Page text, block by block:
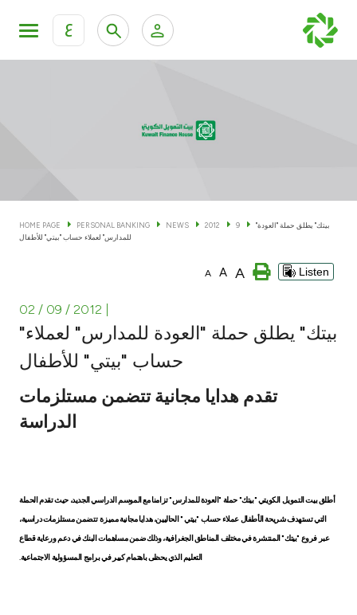
ع
KFH Online Corporate Banking Services
Cards
Banking Tiers
Investment
Tools & Services
Contact us
HOME PAGE PERSONAL BANKING NEWS 2012 9
"بيتك" يطلق حملة "العودة
للمدارس" لعملاء حساب "بيتي" للأطفال
A A A Listen
02 / 09 / 2012
"بيتك" يطلق حملة "العودة للمدارس" لعملاء
حساب "بيتي" للأطفال
تقدم هدايا مجانية تتضمن مستلزمات
الدراسة
أطلق بيت التمويل الكويتي "بيتك" حملة "العودة للمدارس" تزامنا مع الموسم الدراسي الجديد، حيث تقدم الحملة
التي تستهدف شريحة الأطفال عملاء حساب "بيتي " الحاليين، هدايا مجانية مميزة تتضمن مستلزمات دراسية،
عبر فروع "بيتك" المنتشرة في مختلف المناطق الجغرافية، وذلك ضمن مساهمات البنك في دعم ورعاية قطاع
التعليم الذي يحظى باهتمام كبير في برامج المسؤولية الاجتماعية.